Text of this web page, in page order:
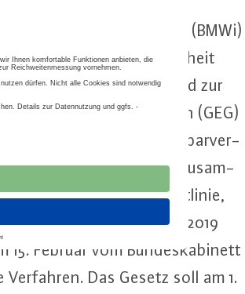
Wirt­schaft und Energie (BMWi)
Bau und Re­ak­tor­si­cher­heit
von Energie und zur
in Gebäuden (GEG)
(EnEG) / En­er­gie­ein­spar­ver­
(EEWärmeG) zu­sam­
Ge­bäu­de­ef­fi­zi­enz-Richt­li­nie,
schritt­wei­se ab 2019
Februar vom Bun­des­ka­bi­nett
Das Gesetz soll am 1.